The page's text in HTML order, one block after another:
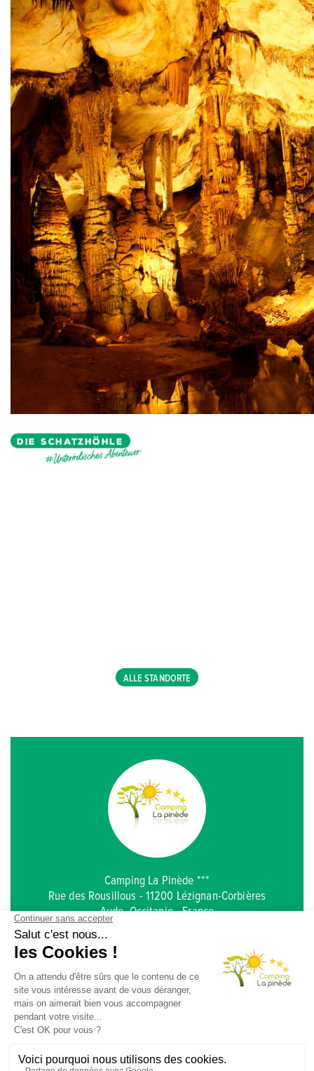
DIE SCHATZHÖHLE
#Unterirdisches Abenteuer
ALLE STANDORTE
Camping La Pinède ***
Rue des Rousillous - 11200 Lézignan-Corbières
Aude, Occitanie - France
Anreise Karte
+33 (0)4 68 27 05 08
lapinede.aude@gmail.com